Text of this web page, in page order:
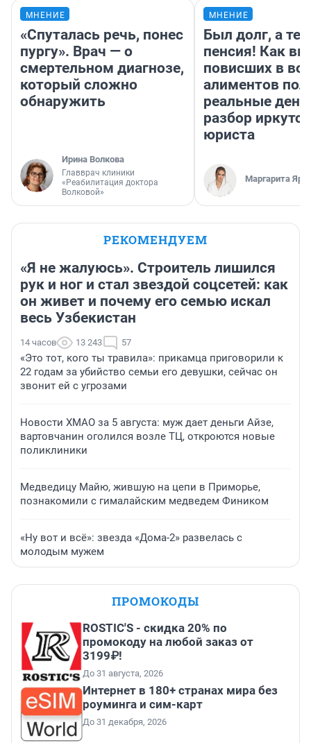
МНЕНИЕ
«Спуталась речь, понес
пургу». Врач — о
смертельном диагнозе,
который сложно
обнаружить
Ирина Волкова
Главврач клиники
«Реабилитация доктора
Волковой»
МНЕНИЕ
Был долг, а
пенсия! Как
повисших в
алиментов
реальные
разбор
юриста
Маргарита
РЕКОМЕНДУЕМ
«Я не жалуюсь». Строитель лишился
рук и ног и стал звездой соцсетей: как
он живет и почему его семью искал
весь Узбекистан
14 часов 13 243 57
«Это тот, кого ты травила»: прикамца приговорили к
22 годам за убийство семьи его девушки, сейчас он
звонит ей с угрозами
Новости ХМАО за 5 августа: муж дает деньги Айзе,
вартовчанин оголился возле ТЦ, откроются новые
поликлиники
Медведицу Майю, жившую на цепи в Приморье,
познакомили с гималайским медведем Фиником
«Ну вот и всё»: звезда «Дома-2» развелась с
молодым мужем
ПРОМОКОДЫ
ROSTIC'S - скидка 20% по
промокоду на любой заказ от
3199₽!
До 31 августа, 2026
Интернет в 180+ странах мира без
роуминга и сим-карт
До 31 декабря, 2026